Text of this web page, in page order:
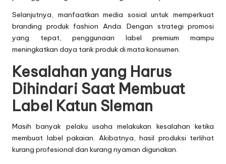
Selanjutnya, manfaatkan media sosial untuk memperkuat
branding produk fashion Anda. Dengan strategi promosi
yang tepat, penggunaan label premium mampu
meningkatkan daya tarik produk di mata konsumen.
Kesalahan yang Harus
Dihindari Saat Membuat
Label Katun Sleman
Masih banyak pelaku usaha melakukan kesalahan ketika
membuat label pakaian. Akibatnya, hasil produksi terlihat
kurang profesional dan kurang nyaman digunakan.